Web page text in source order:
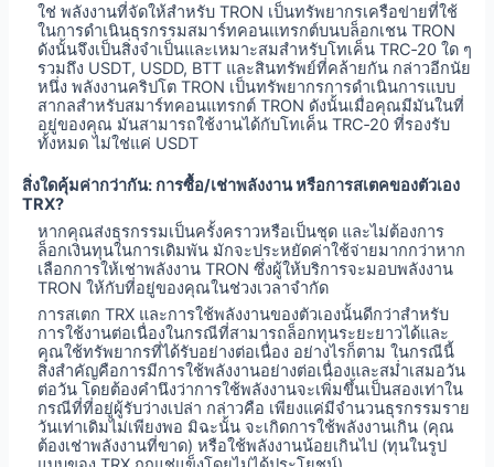
ใช่ พลังงานที่จัดให้สำหรับ TRON เป็นทรัพยากรเครือข่ายที่ใช้
ในการดำเนินธุรกรรมสมาร์ทคอนแทรกต์บนบล็อกเชน TRON
ดังนั้นจึงเป็นสิ่งจำเป็นและเหมาะสมสำหรับโทเค็น TRC‑20 ใด ๆ
รวมถึง USDT, USDD, BTT และสินทรัพย์ที่คล้ายกัน กล่าวอีกนัย
หนึ่ง พลังงานคริปโต TRON เป็นทรัพยากรการดำเนินการแบบ
สากลสำหรับสมาร์ทคอนแทรกต์ TRON ดังนั้นเมื่อคุณมีมันในที่
อยู่ของคุณ มันสามารถใช้งานได้กับโทเค็น TRC‑20 ที่รองรับ
ทั้งหมด ไม่ใช่แค่ USDT
สิ่งใดคุ้มค่ากว่ากัน: การซื้อ/เช่าพลังงาน หรือการสเตคของตัวเอง
TRX?
หากคุณส่งธุรกรรมเป็นครั้งคราวหรือเป็นชุด และไม่ต้องการ
ล็อกเงินทุนในการเดิมพัน มักจะประหยัดค่าใช้จ่ายมากกว่าหาก
เลือกการให้เช่าพลังงาน TRON ซึ่งผู้ให้บริการจะมอบพลังงาน
TRON ให้กับที่อยู่ของคุณในช่วงเวลาจำกัด
การสเตก TRX และการใช้พลังงานของตัวเองนั้นดีกว่าสำหรับ
การใช้งานต่อเนื่องในกรณีที่สามารถล็อกทุนระยะยาวได้และ
คุณใช้ทรัพยากรที่ได้รับอย่างต่อเนื่อง อย่างไรก็ตาม ในกรณีนี้
สิ่งสำคัญคือการมีการใช้พลังงานอย่างต่อเนื่องและสม่ำเสมอวัน
ต่อวัน โดยต้องคำนึงว่าการใช้พลังงานจะเพิ่มขึ้นเป็นสองเท่าใน
กรณีที่ที่อยู่ผู้รับว่างเปล่า กล่าวคือ เพียงแค่มีจำนวนธุรกรรมราย
วันเท่าเดิมไม่เพียงพอ มิฉะนั้น จะเกิดการใช้พลังงานเกิน (คุณ
ต้องเช่าพลังงานที่ขาด) หรือใช้พลังงานน้อยเกินไป (ทุนในรูป